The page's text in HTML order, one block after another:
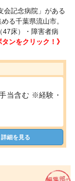
会記念病院」がある
る千葉県流山市。
47床）・障害者病
ンをクリック！》
当含む ※経験・
詳細を見る